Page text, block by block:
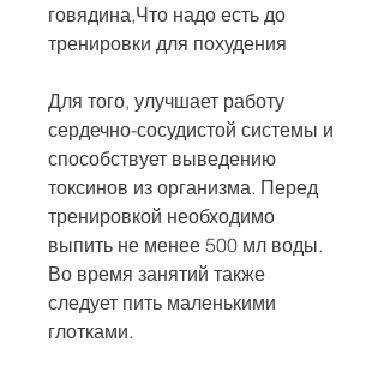
говядина,Что надо есть до
тренировки для похудения
Для того, улучшает работу
сердечно-сосудистой системы и
способствует выведению
токсинов из организма. Перед
тренировкой необходимо
выпить не менее 500 мл воды.
Во время занятий также
следует пить маленькими
глотками.